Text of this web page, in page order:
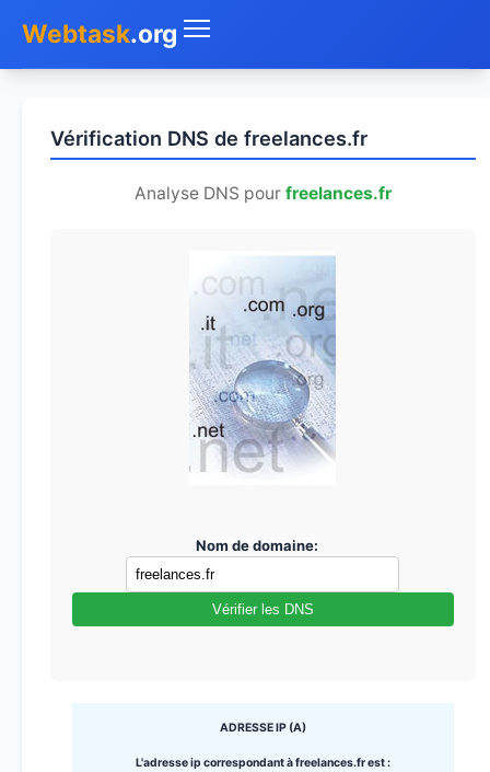
Webtask.org
Whois
Vérification DNS de freelances.fr
Analyse DNS pour freelances.fr
Nom de domaine:
Vérifier les DNS
ADRESSE IP (A)
L'adresse ip correspondant à freelances.fr est :